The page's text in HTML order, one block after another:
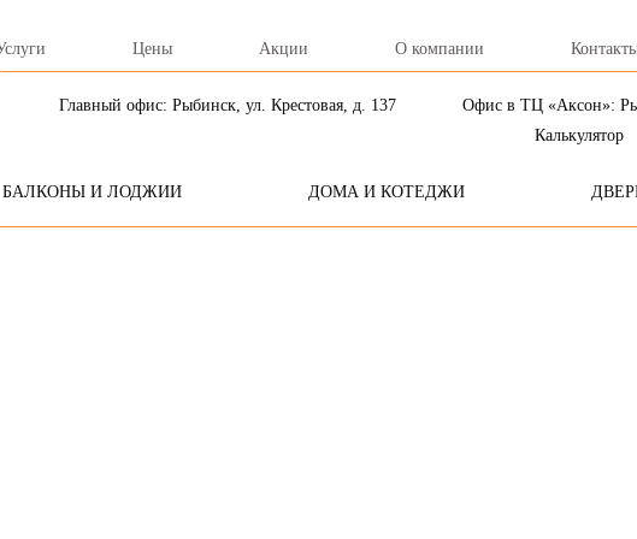
Цены Акции О компании
Главный офис: Рыбинск, ул. Крестовая, д. 137
Офис в ТЦ «Аксон»:
Калькулятор
БАЛКОНЫ И ЛОДЖИИ ДОМА И КОТЕДЖИ